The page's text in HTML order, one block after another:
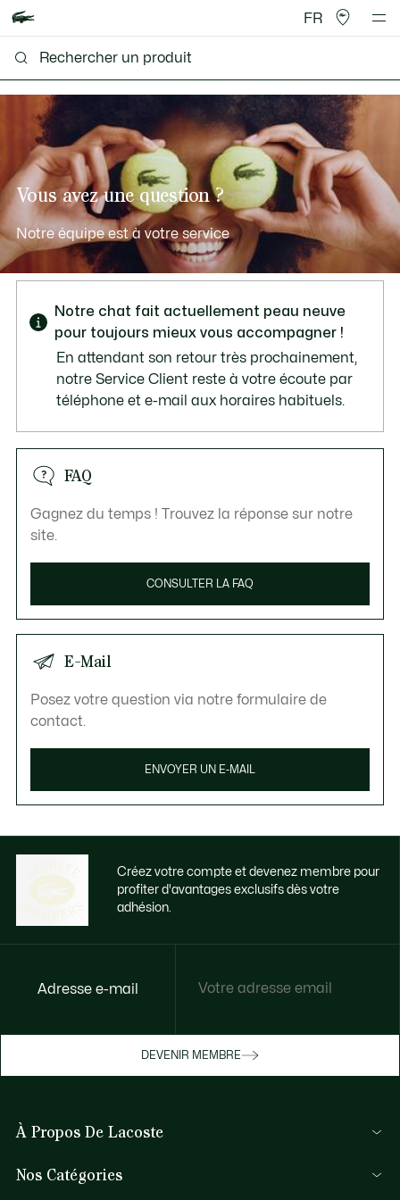
FR
Vous avez une question ?
Notre équipe est à votre service
Notre chat fait actuellement peau neuve
pour toujours mieux vous accompagner !
En attendant son retour très prochainement,
notre Service Client reste à votre écoute par
téléphone et e-mail aux horaires habituels.
FAQ
Gagnez du temps ! Trouvez la réponse sur notre
site.
CONSULTER LA FAQ
E-Mail
Posez votre question via notre formulaire de
contact.
ENVOYER UN E-MAIL
Créez votre compte et devenez membre pour
profiter d'avantages exclusifs dès votre
adhésion.
Adresse e-mail
DEVENIR MEMBRE
À Propos De Lacoste
Le Groupe Lacoste
Nos Catégories